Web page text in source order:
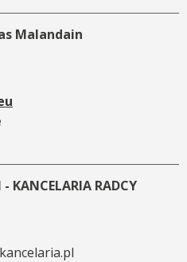
Malandain
KANCELARIA RADCY